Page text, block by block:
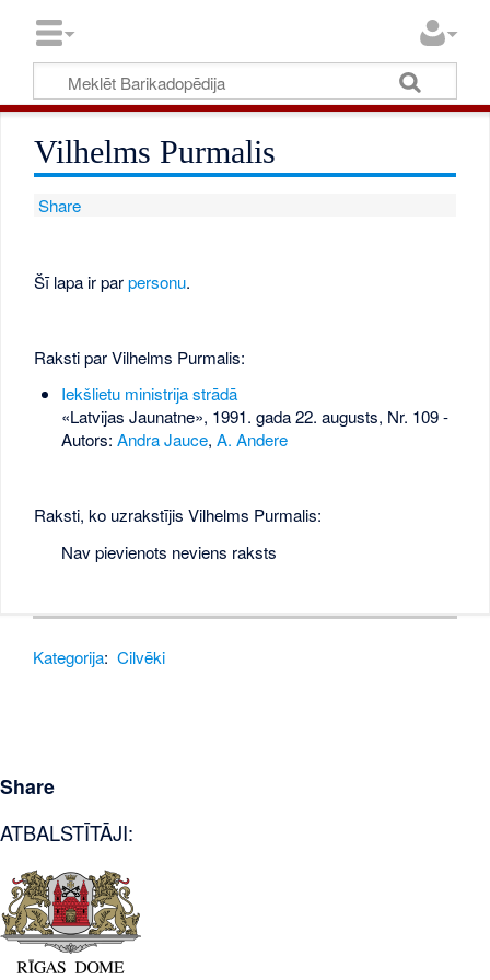
Vilhelms Purmalis
Share
Šī lapa ir parpersonu.
Raksti par Vilhelms Purmalis:
Iekšlietu ministrija strādā
«Latvijas Jaunatne», 1991. gada 22. augusts, Nr. 109-
Autors: Andra Jauce, A. Andere
Raksti, ko uzrakstījis Vilhelms Purmalis:
Nav pievienots neviens raksts
Kategorija: Cilvēki
Share
ATBALSTĪTĀJI: